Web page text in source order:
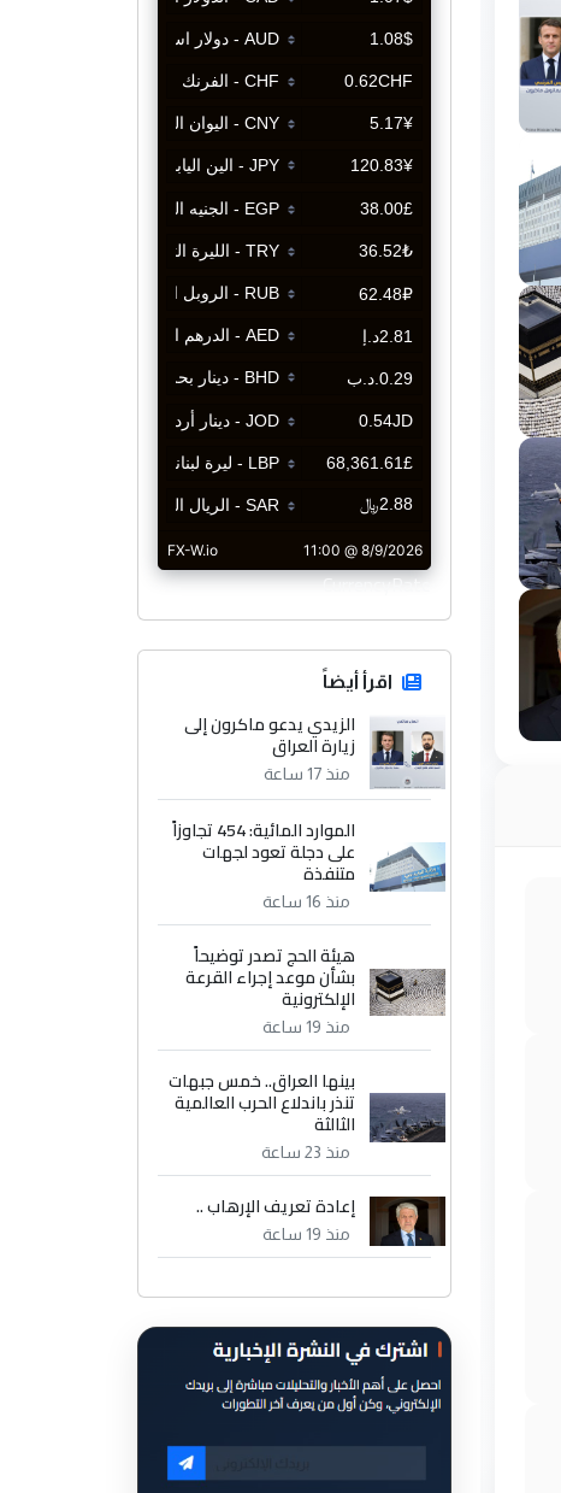
CurrencyRate
اقرأ أيضاً
الزيدي يدعو ماكرون إلى
زيارة العراق
منذ 17 ساعة
الموارد المائية: 454 تجاوزاً
على دجلة تعود لجهات
متنفذة
منذ 16 ساعة
هيئة الحج تصدر توضيحاً
بشأن موعد إجراء القرعة
الإلكترونية
منذ 19 ساعة
بينها العراق.. خمس جبهات
تنذر باندلاع الحرب العالمية
الثالثة
منذ 23 ساعة
إعادة تعريف الإرهاب ..
منذ 19 ساعة